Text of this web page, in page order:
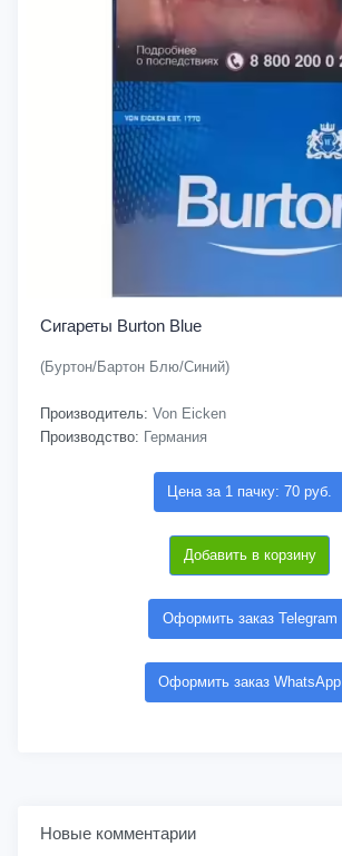
Сигареты Burton Blue
(Буртон/Бартон Блю/Синий)
Производитель: Von Eicken
Производство: Германия
Цена за 1 пачку: 70 руб.
Добавить в корзину
Оформить заказ Telegram
Оформить заказ WhatsApp
Новые комментарии